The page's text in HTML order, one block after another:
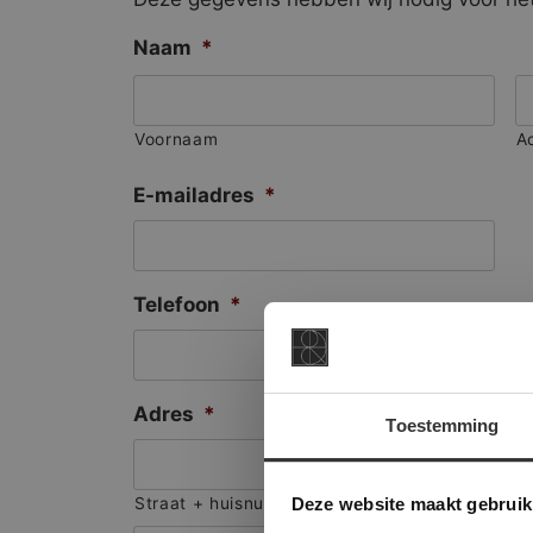
Toestemming
Deze website maakt
Naam *
Voornaam
E-mailadres *
Telefoon *
Adres *
Straat + huisnummer
Deze
onze